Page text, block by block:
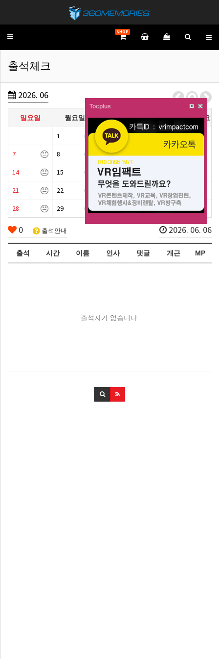
Toggle
SHOP
출석체크
2026. 06
일요일 월요일 화요일 수요일 목요일
1 2 3 4
7 8 9 10 11
14 15 16
21 22 23 24
28 29 30
0 출석안내 2026. 06. 06
출석 시간 이름 인사 댓글 개근 MP
출석자가 없습니다.
Tocplus